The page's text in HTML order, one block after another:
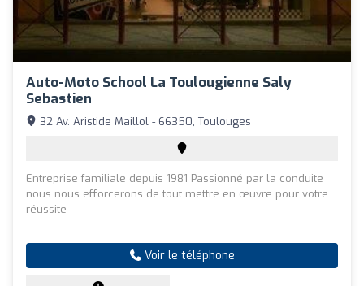
Auto-Moto School La Toulougienne Saly
Sebastien
32 Av. Aristide Maillol - 66350, Toulouges
Entreprise familiale depuis 1981 Passionné par la conduite
nous nous efforcerons de tout mettre en œuvre pour votre
réussite
Voir le téléphone